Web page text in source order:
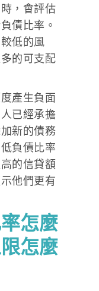
，會評估
債比率。
低的風
的可支配
產生負面
已經承擔
新的債務
負債比率
的信貸額
他們更有
怎麼
怎麼